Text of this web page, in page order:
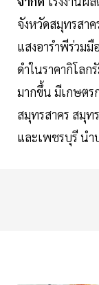
จังหวัดสมุทรสา
แสงอารำพีร่วม
ดำในราคากิโลก
มากขึ้น มีเกษตร
สมุทรสาคร สมุท
และเพชรบุรี นำ